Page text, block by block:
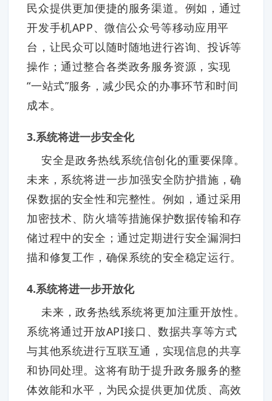
民众提供更加便捷的服务渠道。例如，通过
开发手机APP、微信公众号等移动应用平
台，让民众可以随时随地进行咨询、投诉等
操作；通过整合各类政务服务资源，实现
“一站式”服务，减少民众的办事环节和时间
成本。
3.系统将进一步安全化
安全是政务热线系统信创化的重要保障。
未来，系统将进一步加强安全防护措施，确
保数据的安全性和完整性。例如，通过采用
加密技术、防火墙等措施保护数据传输和存
储过程中的安全；通过定期进行安全漏洞扫
描和修复工作，确保系统的安全稳定运行。
4.系统将进一步开放化
未来，政务热线系统将更加注重开放性。
系统将通过开放API接口、数据共享等方式
与其他系统进行互联互通，实现信息的共享
和协同处理。这将有助于提升政务服务的整
体效能和水平，为民众提供更加优质、高效